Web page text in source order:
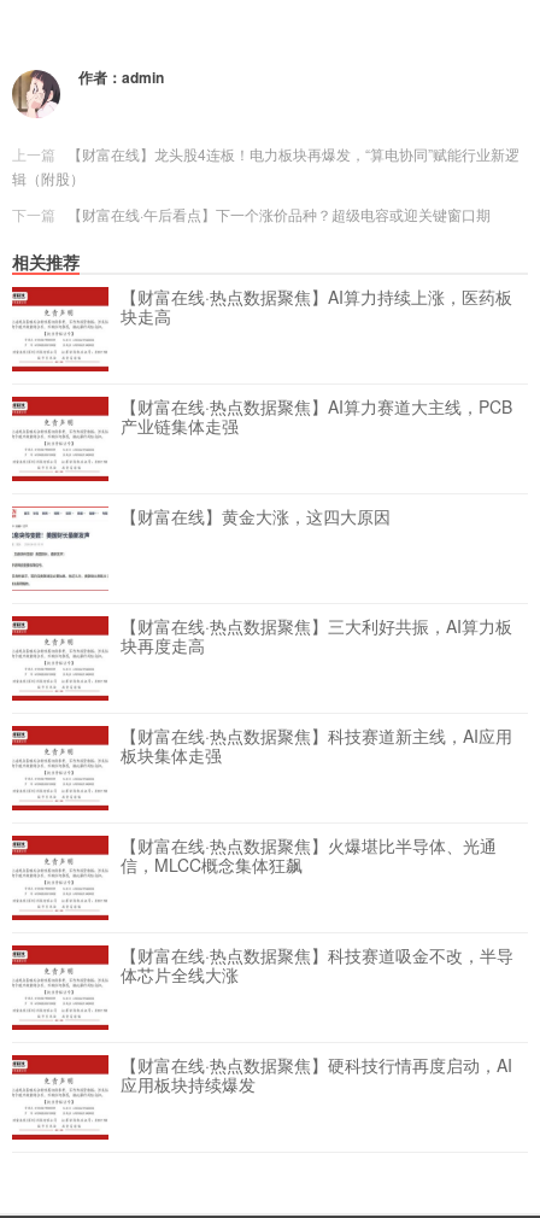
作者： admin
上一篇
【财富在线】龙头股4连板！电力板块再爆发，“算电协同”赋能行业新逻
辑（附股）
下一篇
【财富在线·午后看点】下一个涨价品种？超级电容或迎关键窗口期
相关推荐
【财富在线·热点数据聚焦】AI算力持续上涨，医药板
块走高
【财富在线·热点数据聚焦】AI算力赛道大主线，PCB
产业链集体走强
【财富在线】黄金大涨，这四大原因
【财富在线·热点数据聚焦】三大利好共振，AI算力板
块再度走高
【财富在线·热点数据聚焦】科技赛道新主线，AI应用
板块集体走强
【财富在线·热点数据聚焦】火爆堪比半导体、光通
信，MLCC概念集体狂飙
【财富在线·热点数据聚焦】科技赛道吸金不改，半导
体芯片全线大涨
【财富在线·热点数据聚焦】硬科技行情再度启动，AI
应用板块持续爆发